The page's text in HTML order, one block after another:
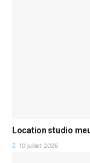
Location studio
10 juillet 2026